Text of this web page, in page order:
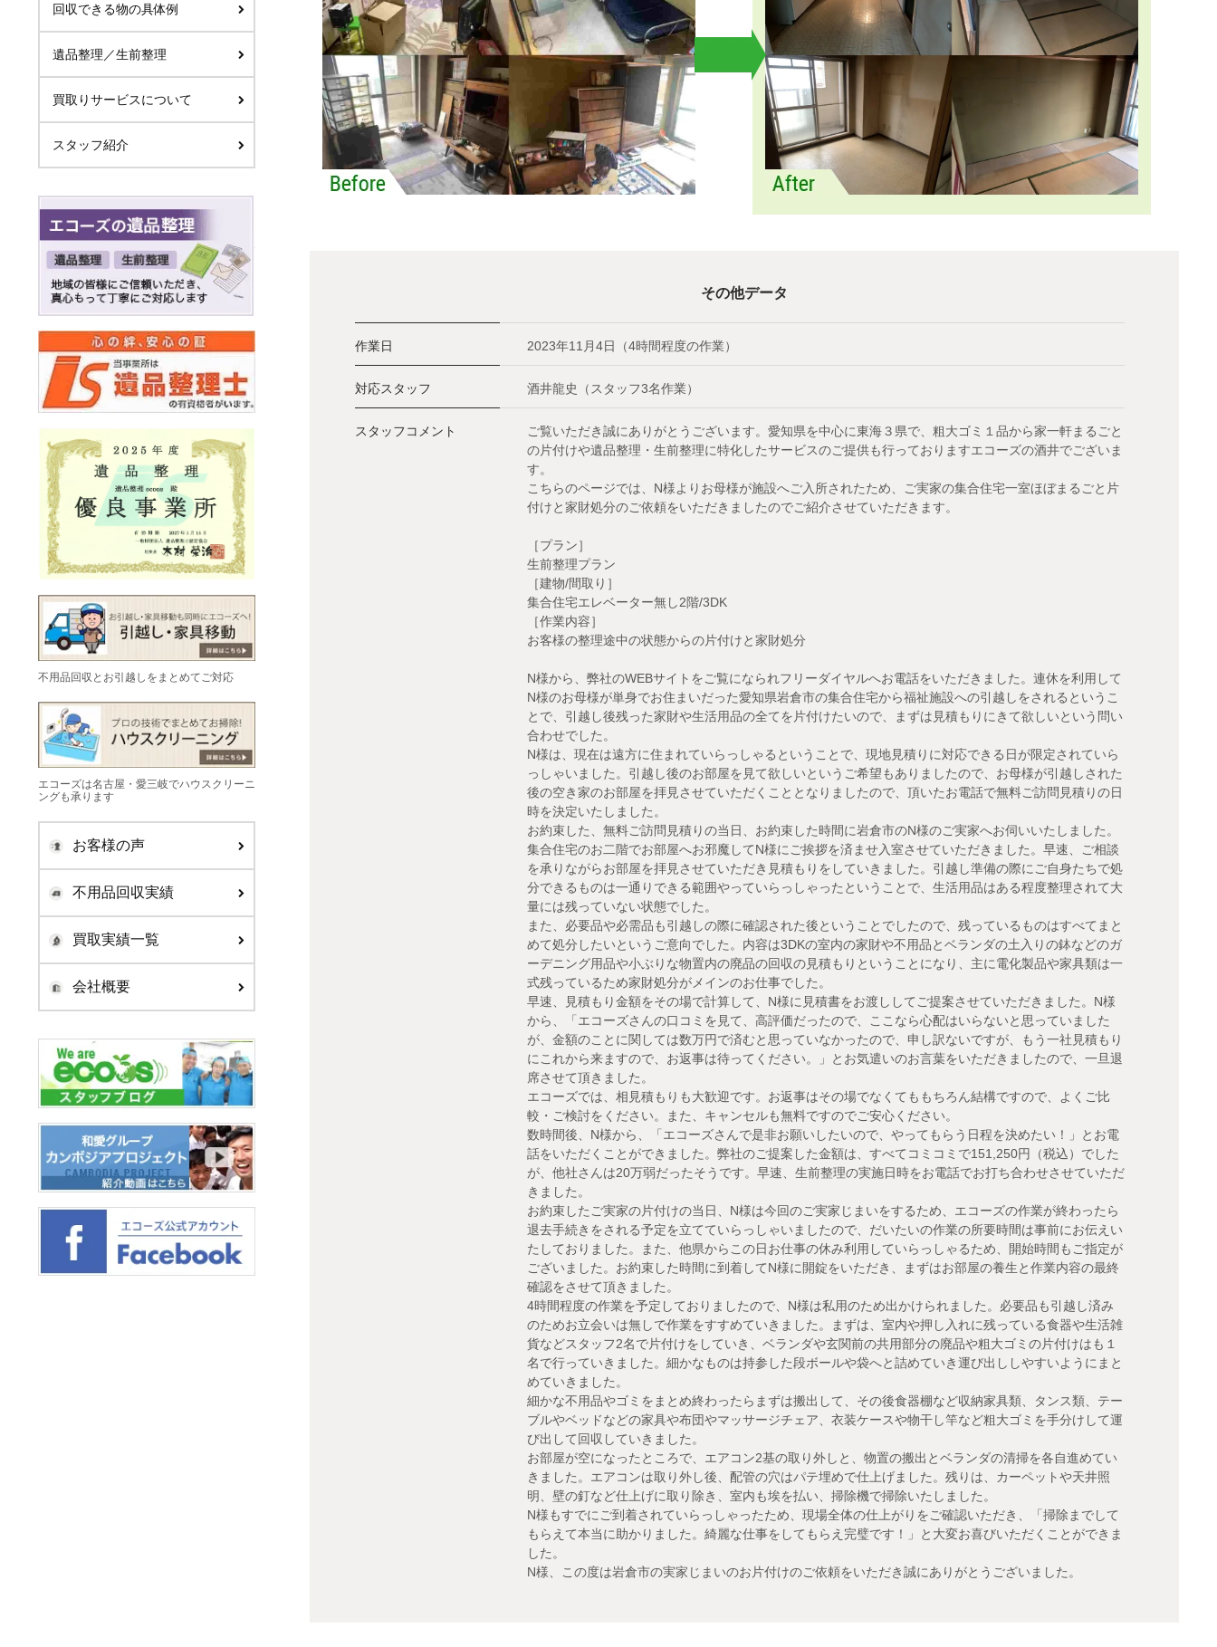
回収できる物の具体例
遺品整理／生前整理
買取りサービスについて
スタッフ紹介
不用品回収とお引越しをまとめてご対応
エコーズは名古屋・愛三岐でハウスクリーニ
ングも承ります
お客様の声
不用品回収実績
買取実績一覧
会社概要
その他データ
作業日 2023年11月4日（4時間程度の作業）
対応スタッフ 酒井龍史（スタッフ3名作業）
スタッフコメント
ご覧いただき誠にありがとうございます。愛知県を中心に東海３県で、粗大ゴミ１品から家一軒まるごと
の片付けや遺品整理・生前整理に特化したサービスのご提供も行っておりますエコーズの酒井でございま
す。
こちらのページでは、N様よりお母様が施設へご入所されたため、ご実家の集合住宅一室ほぼまるごと片
付けと家財処分のご依頼をいただきましたのでご紹介させていただきます。
［プラン］
生前整理プラン
［建物/間取り］
集合住宅エレベーター無し2階/3DK
［作業内容］
お客様の整理途中の状態からの片付けと家財処分
N様から、弊社のWEBサイトをご覧になられフリーダイヤルへお電話をいただきました。連休を利用して
N様のお母様が単身でお住まいだった愛知県岩倉市の集合住宅から福祉施設への引越しをされるというこ
とで、引越し後残った家財や生活用品の全てを片付けたいので、まずは見積もりにきて欲しいという問い
合わせでした。
N様は、現在は遠方に住まれていらっしゃるということで、現地見積りに対応できる日が限定されていら
っしゃいました。引越し後のお部屋を見て欲しいというご希望もありましたので、お母様が引越しされた
後の空き家のお部屋を拝見させていただくこととなりましたので、頂いたお電話で無料ご訪問見積りの日
時を決定いたしました。
お約束した、無料ご訪問見積りの当日、お約束した時間に岩倉市のN様のご実家へお伺いいたしました。
集合住宅のお二階でお部屋へお邪魔してN様にご挨拶を済ませ入室させていただきました。早速、ご相談
を承りながらお部屋を拝見させていただき見積もりをしていきました。引越し準備の際にご自身たちで処
分できるものは一通りできる範囲やっていらっしゃったということで、生活用品はある程度整理されて大
量には残っていない状態でした。
また、必要品や必需品も引越しの際に確認された後ということでしたので、残っているものはすべてまと
めて処分したいというご意向でした。内容は3DKの室内の家財や不用品とベランダの土入りの鉢などのガ
ーデニング用品や小ぶりな物置内の廃品の回収の見積もりということになり、主に電化製品や家具類は一
式残っているため家財処分がメインのお仕事でした。
早速、見積もり金額をその場で計算して、N様に見積書をお渡ししてご提案させていただきました。N様
から、「エコーズさんの口コミを見て、高評価だったので、ここなら心配はいらないと思っていました
が、金額のことに関しては数万円で済むと思っていなかったので、申し訳ないですが、もう一社見積もり
にこれから来ますので、お返事は待ってください。」とお気遣いのお言葉をいただきましたので、一旦退
席させて頂きました。
エコーズでは、相見積もりも大歓迎です。お返事はその場でなくてももちろん結構ですので、よくご比
較・ご検討をください。また、キャンセルも無料ですのでご安心ください。
数時間後、N様から、「エコーズさんで是非お願いしたいので、やってもらう日程を決めたい！」とお電
話をいただくことができました。弊社のご提案した金額は、すべてコミコミで151,250円（税込）でした
が、他社さんは20万弱だったそうです。早速、生前整理の実施日時をお電話でお打ち合わせさせていただ
きました。
お約束したご実家の片付けの当日、N様は今回のご実家じまいをするため、エコーズの作業が終わったら
退去手続きをされる予定を立てていらっしゃいましたので、だいたいの作業の所要時間は事前にお伝えい
たしておりました。また、他県からこの日お仕事の休み利用していらっしゃるため、開始時間もご指定が
ございました。お約束した時間に到着してN様に開錠をいただき、まずはお部屋の養生と作業内容の最終
確認をさせて頂きました。
4時間程度の作業を予定しておりましたので、N様は私用のため出かけられました。必要品も引越し済み
のためお立会いは無しで作業をすすめていきました。まずは、室内や押し入れに残っている食器や生活雑
貨などスタッフ2名で片付けをしていき、ベランダや玄関前の共用部分の廃品や粗大ゴミの片付けはも１
名で行っていきました。細かなものは持参した段ボールや袋へと詰めていき運び出ししやすいようにまと
めていきました。
細かな不用品やゴミをまとめ終わったらまずは搬出して、その後食器棚など収納家具類、タンス類、テー
ブルやベッドなどの家具や布団やマッサージチェア、衣装ケースや物干し竿など粗大ゴミを手分けして運
び出して回収していきました。
お部屋が空になったところで、エアコン2基の取り外しと、物置の搬出とベランダの清掃を各自進めてい
きました。エアコンは取り外し後、配管の穴はパテ埋めで仕上げました。残りは、カーペットや天井照
明、壁の釘など仕上げに取り除き、室内も埃を払い、掃除機で掃除いたしました。
N様もすでにご到着されていらっしゃったため、現場全体の仕上がりをご確認いただき、「掃除までして
もらえて本当に助かりました。綺麗な仕事をしてもらえ完璧です！」と大変お喜びいただくことができま
した。
N様、この度は岩倉市の実家じまいのお片付けのご依頼をいただき誠にありがとうございました。